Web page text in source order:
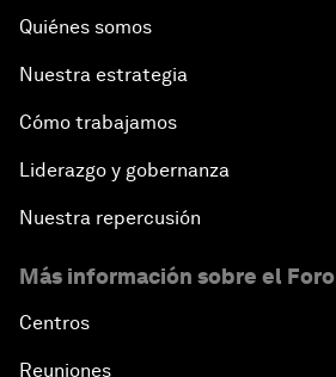
Quiénes somos
Nuestra estrategia
Cómo trabajamos
Liderazgo y gobernanza
Nuestra repercusión
Más información sobre el Foro
Centros
Reuniones